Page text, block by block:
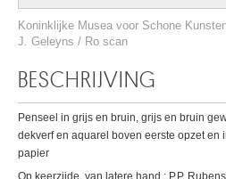
Koninklijke Musea voor Schone
J. Geleyns / Ro scan
BESCHRIJVING
Penseel in grijs en bruin, grijs en bruin
dekverf en aquarel boven eerste opzet en
papier
Op keerzijde, van latere hand : P.P.